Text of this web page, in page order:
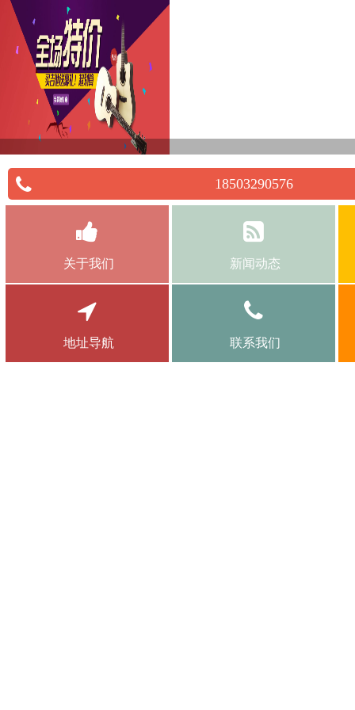
18503290576
关于我们 新闻动态
地址导航 联系我们